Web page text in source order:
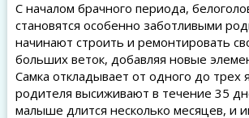
С началом брачного периода,
становятся особенно заботливыми
начинают строить и ремонтировать
больших веток, добавляя новые
Самка откладывает от одного до трех
родителя высиживают в течение 35
малыше длится несколько месяцев, и